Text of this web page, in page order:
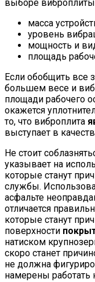
выборе
масса
уровень
мощность и
площадь
Если обобщить все
большем весе и
площади рабочего
окажется
то, что виброплита
выступает в
Не стоит
указывает на
которые станут
службы.
асфальте
отличается
которые станут
поверхности
натиском
скоро станет
не должна
намерены работать